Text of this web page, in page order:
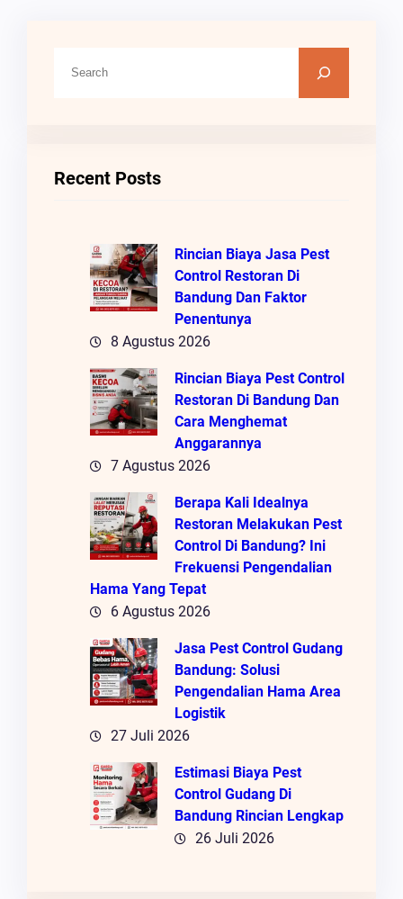
Recent Posts
Rincian Biaya Jasa Pest
Control Restoran Di
Bandung Dan Faktor
Penentunya
8 Agustus 2026
Rincian Biaya Pest Control
Restoran Di Bandung Dan
Cara Menghemat
Anggarannya
7 Agustus 2026
Berapa Kali Idealnya
Restoran Melakukan Pest
Control Di Bandung? Ini
Frekuensi Pengendalian
Hama Yang Tepat
6 Agustus 2026
Jasa Pest Control Gudang
Bandung: Solusi
Pengendalian Hama Area
Logistik
27 Juli 2026
Estimasi Biaya Pest
Control Gudang Di
Bandung Rincian Lengkap
26 Juli 2026